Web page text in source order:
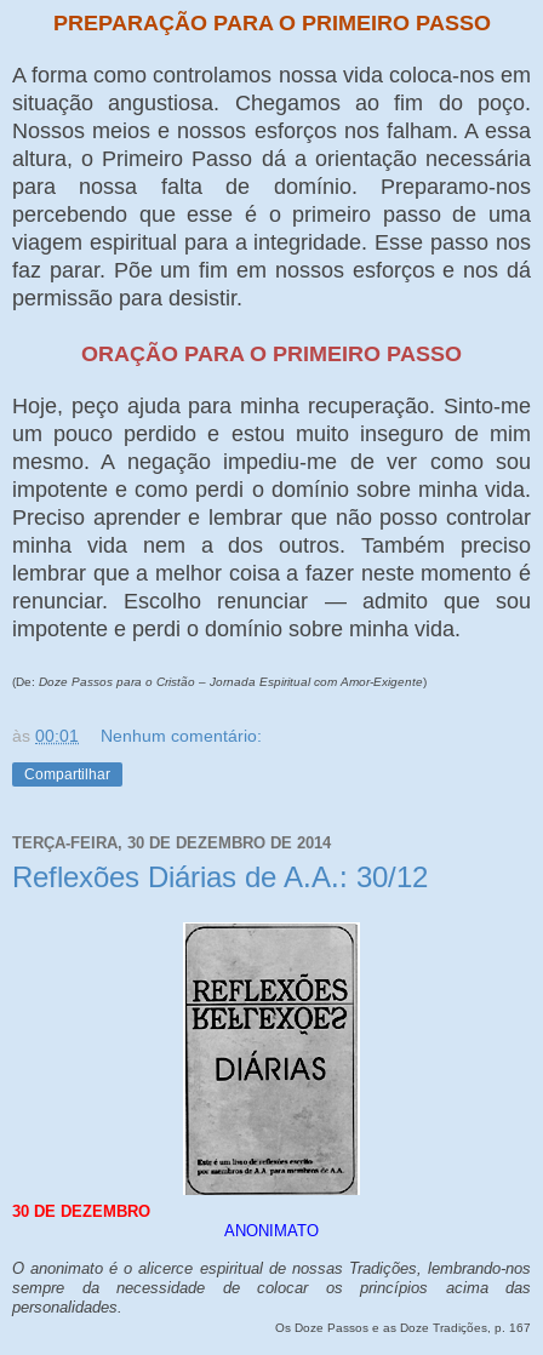
PREPARAÇÃO PARA O PRIMEIRO PASSO
A forma como controlamos nossa vida coloca-nos em
situação angustiosa. Chegamos ao fim do poço.
Nossos meios e nossos esforços nos falham. A essa
altura, o Primeiro Passo dá a orientação necessária
para nossa falta de domínio. Preparamo-nos
percebendo que esse é o primeiro passo de uma
viagem espiritual para a integridade. Esse passo nos
faz parar. Põe um fim em nossos esforços e nos dá
permissão para desistir.
ORAÇÃO PARA O PRIMEIRO PASSO
Hoje, peço ajuda para minha recuperação. Sinto-me
um pouco perdido e estou muito inseguro de mim
mesmo. A negação impediu-me de ver como sou
impotente e como perdi o domínio sobre minha vida.
Preciso aprender e lembrar que não posso controlar
minha vida nem a dos outros. Também preciso
lembrar que a melhor coisa a fazer neste momento é
renunciar. Escolho renunciar — admito que sou
impotente e perdi o domínio sobre minha vida.
(De: Doze Passos para o Cristão – Jornada Espiritual com Amor-Exigente)
às 00:01 Nenhum comentário:
Compartilhar
TERÇA-FEIRA, 30 DE DEZEMBRO DE 2014
Reflexões Diárias de A.A.: 30/12
30 DE DEZEMBRO
ANONIMATO
O anonimato é o alicerce espiritual de nossas Tradições, lembrando-nos
sempre da necessidade de colocar os princípios acima das
personalidades.
Os Doze Passos e as Doze Tradições, p. 167